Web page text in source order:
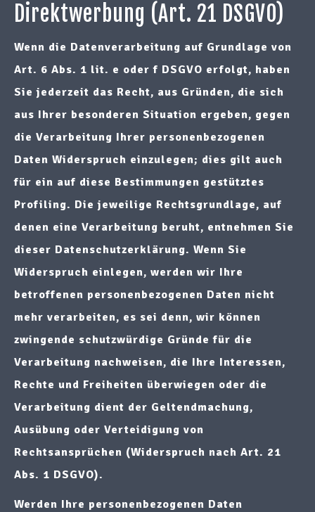
Direktwerbung (Art. 21 DSGVO)
Wenn die Datenverarbeitung auf Grundlage von
Art. 6 Abs. 1 lit. e oder f DSGVO erfolgt, haben
Sie jederzeit das Recht, aus Gründen, die sich
aus Ihrer besonderen Situation ergeben, gegen
die Verarbeitung Ihrer personenbezogenen
Daten Widerspruch einzulegen; dies gilt auch
für ein auf diese Bestimmungen gestütztes
Profiling. Die jeweilige Rechtsgrundlage, auf
denen eine Verarbeitung beruht, entnehmen Sie
dieser Datenschutzerklärung. Wenn Sie
Widerspruch einlegen, werden wir Ihre
betroffenen personenbezogenen Daten nicht
mehr verarbeiten, es sei denn, wir können
zwingende schutzwürdige Gründe für die
Verarbeitung nachweisen, die Ihre Interessen,
Rechte und Freiheiten überwiegen oder die
Verarbeitung dient der Geltendmachung,
Ausübung oder Verteidigung von
Rechtsansprüchen (Widerspruch nach Art. 21
Abs. 1 DSGVO).
Werden Ihre personenbezogenen Daten